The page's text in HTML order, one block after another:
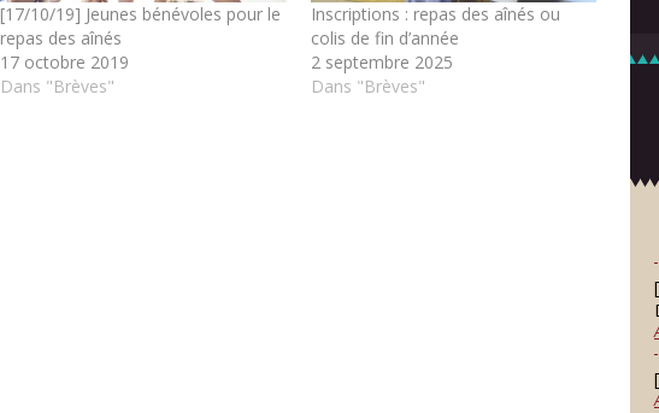
[17/10/19] Jeunes bénévoles pour le
repas des aînés
17 octobre 2019
Dans "Brèves"
Inscriptions : repas des aînés ou
colis de fin d’année
2 septembre 2025
Dans "Brèves"